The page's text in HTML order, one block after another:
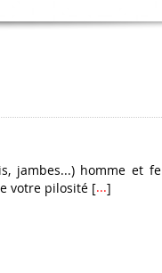
jambes...) homme et
votre pilosité [...suite
]